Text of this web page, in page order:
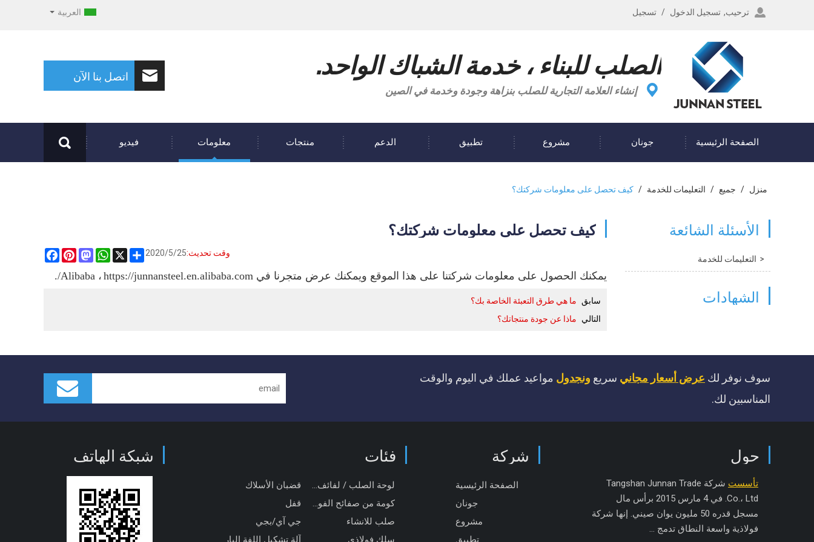
ترحيب, تسجيل الدخول / تسجيل العربية
الصلب للبناء ، خدمة الشباك الواحد.
إنشاء العلامة التجارية للصلب بنزاهة وجودة وخدمة في الصين
اتصل بنا الآن
الصفحة الرئيسية جونان مشروع تطبيق الدعم منتجات معلومات فيديو
منزل / جميع / التعليمات للخدمة / كيف تحصل على معلومات شركتك؟
الأسئلة الشائعة
التعليمات للخدمة
الشهادات
كيف تحصل على معلومات شركتك؟
Share
FacebookPinterest
Mastodon
WhatsApp X وقت تحديث:2020/5/25
يمكنك الحصول على معلومات شركتنا على هذا الموقع ويمكنك عرض متجرنا في Alibaba ، https://junnansteel.en.alibaba.com/.
سابق
ما هي طرق التعبئة الخاصة بك؟
التالي
ماذا عن جودة منتجاتك؟
سوف نوفر لك عرض أسعار مجاني سريع ونجدول مواعيد عملك في اليوم والوقت
المناسبين لك.
حول
تأسست
شركة Tangshan Junnan Trade
Co.، Ltd. في 4 مارس 2015 برأس مال
مسجل قدره 50 مليون يوان صيني. إنها شركة
فولاذية واسعة النطاق تدمج ...
شركة
الصفحة الرئيسية
جونان
مشروع
تطبيق
فئات
قضبان الأسلاك
لوحة الصلب / لفائف / قطاع
قفل
كومة من صفائح الفولاذ
جي آي/بجي
صلب للانشاء
سلك فولاذي
شبكة الهاتف